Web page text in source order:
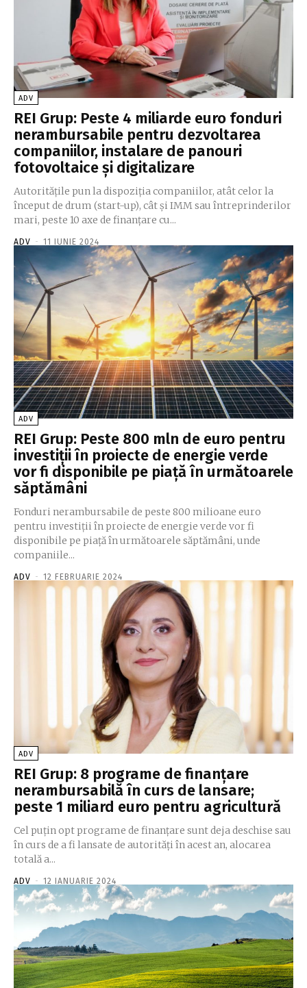
ADV
REI Grup: Peste 4 miliarde euro fonduri
nerambursabile pentru dezvoltarea
companiilor, instalare de panouri
fotovoltaice și digitalizare
Autoritățile pun la dispoziția companiilor, atât celor la
început de drum (start-up), cât și IMM sau întreprinderilor
mari, peste 10 axe de finanțare cu...
ADV - 11 IUNIE 2024
ADV
REI Grup: Peste 800 mln de euro pentru
investiții în proiecte de energie verde
vor fi disponibile pe piață în următoarele
săptămâni
Fonduri nerambursabile de peste 800 milioane euro
pentru investiții în proiecte de energie verde vor fi
disponibile pe piață în următoarele săptămâni, unde
companiile...
ADV - 12 FEBRUARIE 2024
ADV
REI Grup: 8 programe de finanțare
nerambursabilă în curs de lansare;
peste 1 miliard euro pentru agricultură
Cel puțin opt programe de finanțare sunt deja deschise sau
în curs de a fi lansate de autorități în acest an, alocarea
totală a...
ADV - 12 IANUARIE 2024